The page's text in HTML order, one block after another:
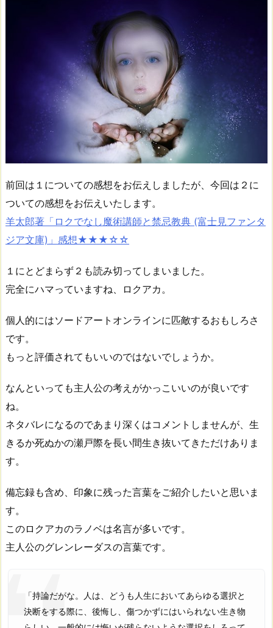
前回は１についての感想をお伝えしましたが、今回は２に
ついての感想をお伝えいたします。
羊太郎著「ロクでなし魔術講師と禁忌教典 (富士見ファンタ
ジア文庫)」感想★★★☆☆
１にとどまらず２も読み切ってしまいました。
完全にハマっていますね、ロクアカ。
個人的にはソードアートオンラインに匹敵するおもしろさ
です。
もっと評価されてもいいのではないでしょうか。
なんといっても主人公の考えがかっこいいのが良いです
ね。
ネタバレになるのであまり深くはコメントしませんが、生
きるか死ぬかの瀬戸際を長い間生き抜いてきただけありま
す。
備忘録も含め、印象に残った言葉をご紹介したいと思いま
す。
このロクアカのラノベは名言が多いです。
主人公のグレンレーダスの言葉です。
「持論だがな。人は、どうも人生においてあらゆる選択と
決断をする際に、後悔し、傷つかずにはいられない生き物